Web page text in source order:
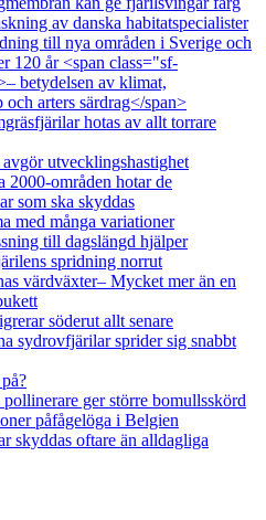
av danska habitatspecialister
till nya områden i Sverige och
120 år <span class="sf-
betydelsen av klimat,
och arters särdrag</span>
hotas av allt torrare
utvecklingshastighet
2000-områden hotar de
som ska skyddas
med många variationer
till dagslängd hjälper
spridning norrut
värdväxter– Mycket mer än en
söderut allt senare
sydrovfjärilar sprider sig snabbt
pollinerare ger större bomullsskörd
påfågelöga i Belgien
skyddas oftare än alldagliga